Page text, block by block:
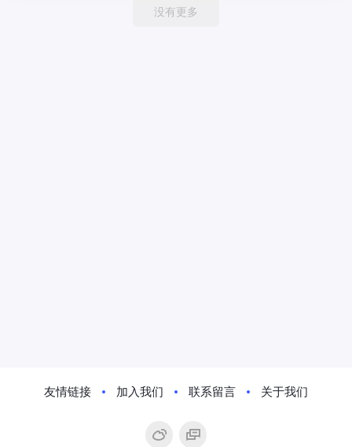
没有更多
友情链接 加入我们 联系留言 关于我们